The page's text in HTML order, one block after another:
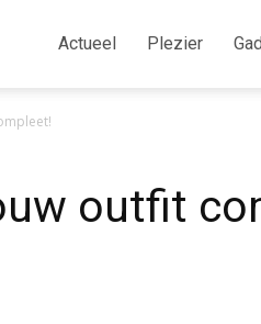
Actueel Plezier
outfit